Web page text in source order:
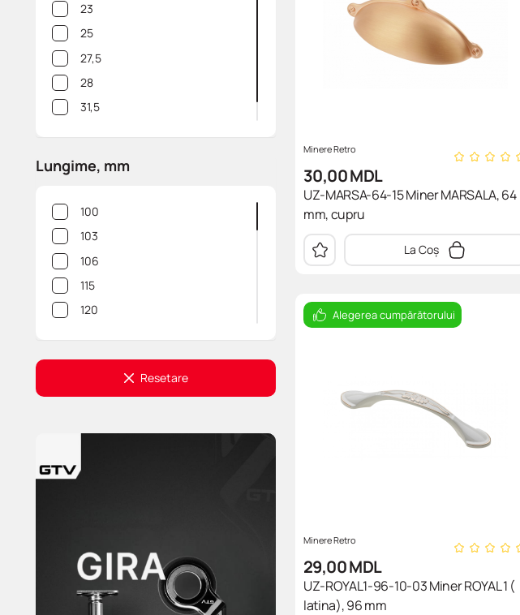
14 Cupru Antic
15 Cupru
18 Aur vechi
23
25
27,5
28
31,5
Lungime, mm
100
103
106
115
120
125
134
148
151
159
Resetare
Minere Retro
30,00MDL
UZ-MARSA-64-15 Miner MARSALA, 64
mm, cupru
La Coș
Alegerea cumpărătorului
Minere Retro
29,00MDL
UZ-ROYAL1-96-10-03 Miner ROYAL 1 (
latina), 96 mm